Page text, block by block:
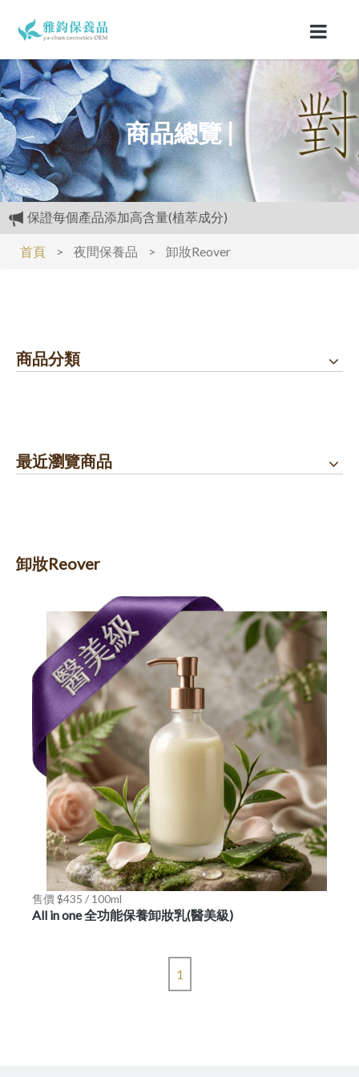
商品總覽 |
保證每個產品添加高含量(植萃成分)
購物禮:送夏日涼感劑100cc.只能噴衣服.不要噴皮膚
專區活動快報:全館滿5000元送檸檬花水500cc
首頁 > 夜間保養品 > 卸妝Reover
商品分類
最近瀏覽商品
卸妝Reover
售價 $435 / 100ml
All in one 全功能保養卸妝乳(醫美級)
1